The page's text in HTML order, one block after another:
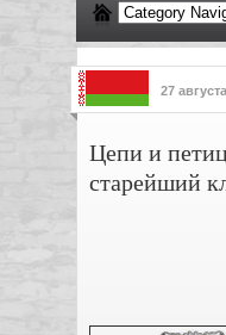
27
Цепи и
старейший